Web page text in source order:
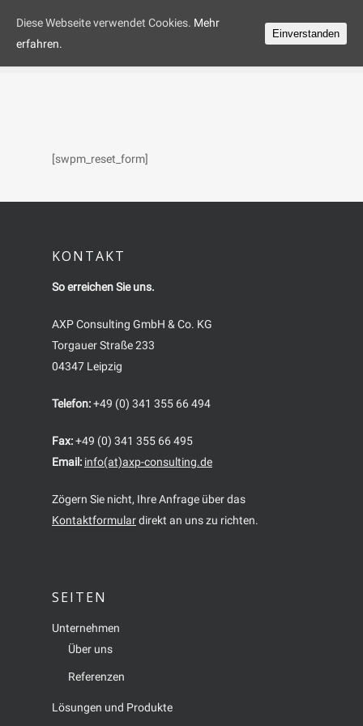
[swpm_reset_form]
KONTAKT
So erreichen Sie uns.
AXP Consulting GmbH & Co. KG
Torgauer Straße 233
04347 Leipzig
Telefon:+49 (0) 341 355 66 494
Fax:+49 (0) 341 355 66 495
Email: info(at)axp-consulting.de
Zögern Sie nicht, Ihre Anfrage über das
Kontaktformulardirekt an uns zu richten.
SEITEN
Unternehmen
Über uns
Referenzen
Lösungen und Produkte
Diese Webseite verwendet Cookies. Mehr
erfahren.
Einverstanden